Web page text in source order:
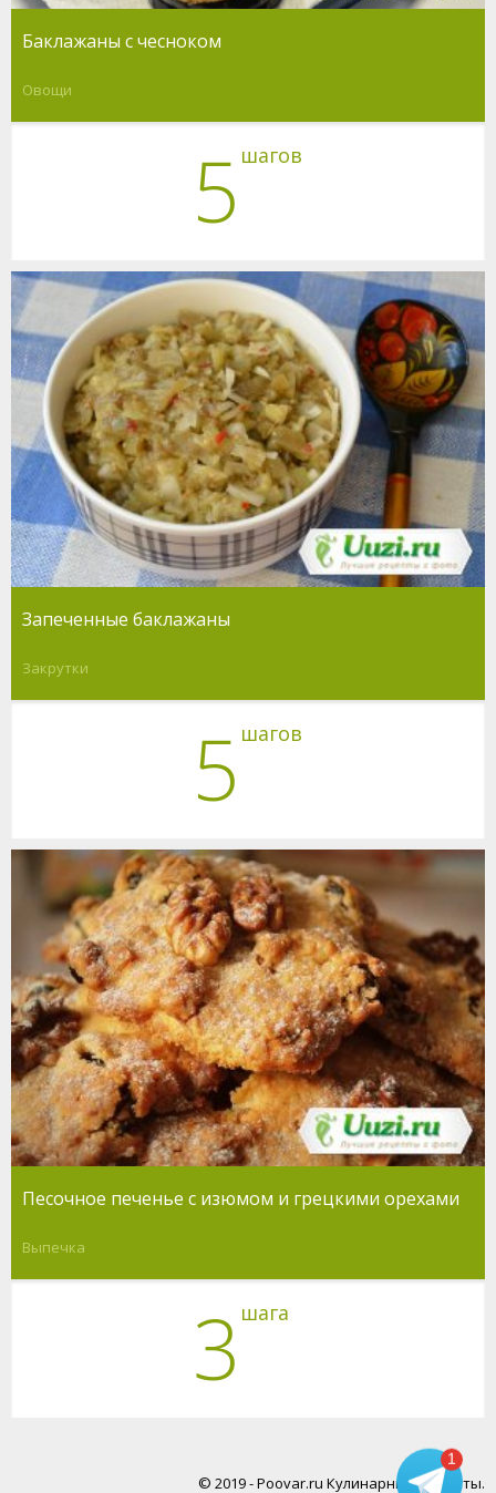
Баклажаны с чесноком
Овощи
5 шагов
Запеченные баклажаны
Закрутки
5 шагов
Песочное печенье с изюмом и грецкими орехами
Выпечка
3 шага
© 2019 - Poovar.ru Кулинарные рецепты.
1